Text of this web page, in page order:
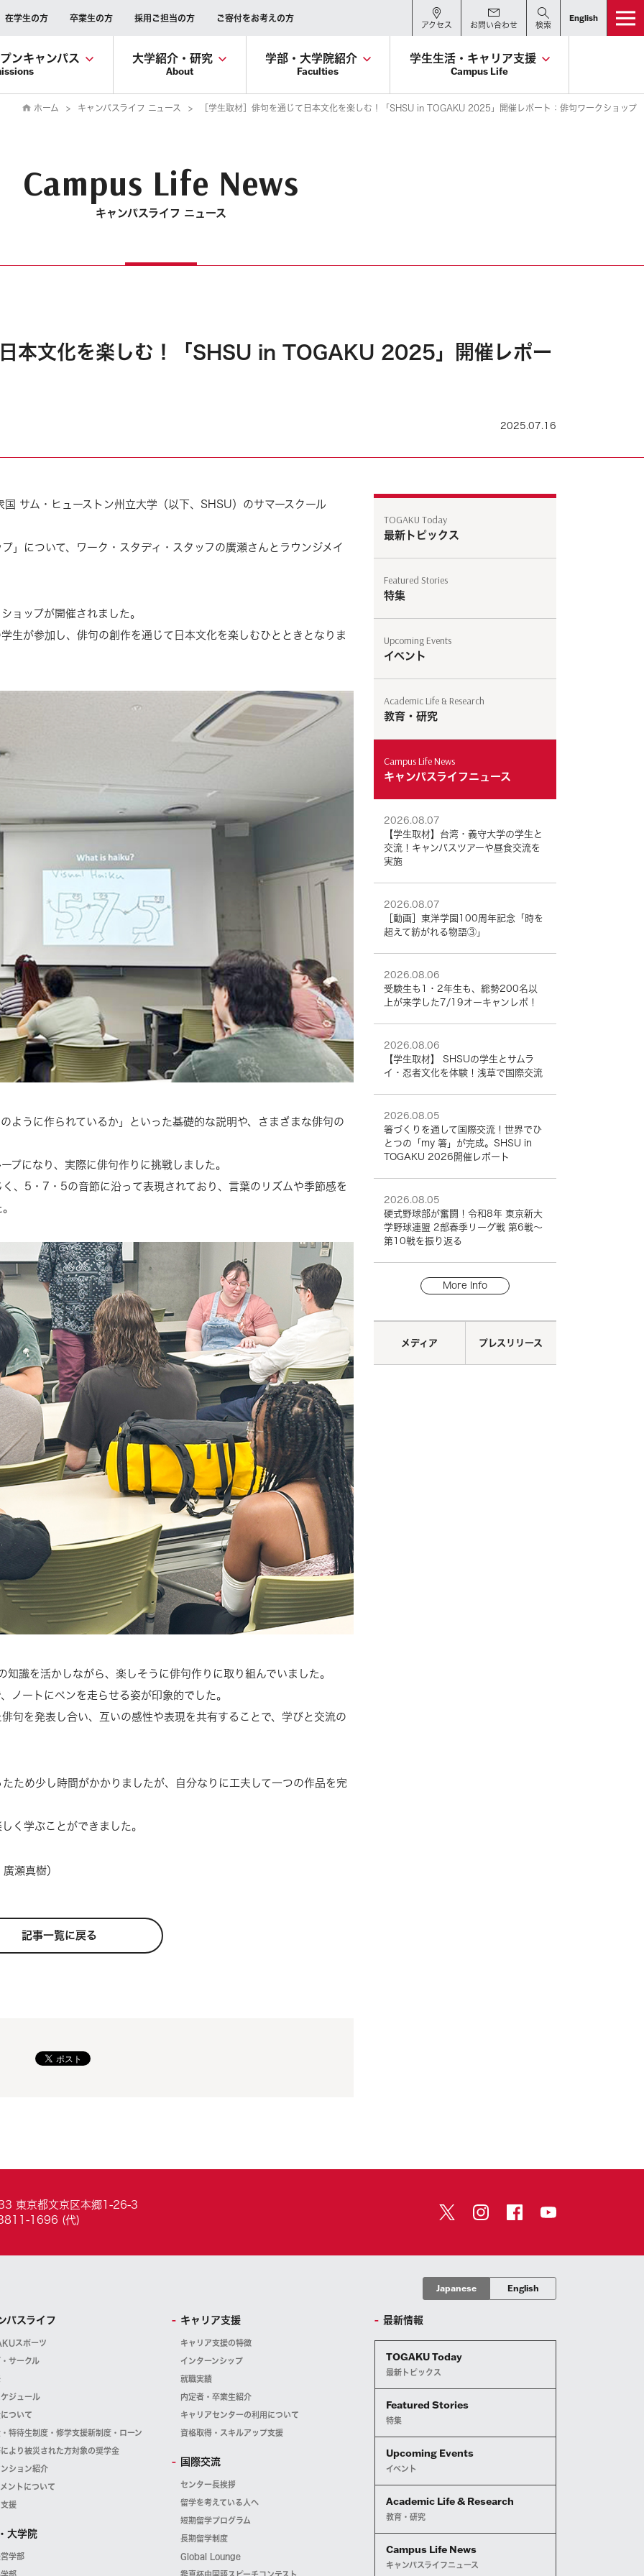
在学生の方 卒業生の方 採用ご担当の方 ご寄付をお考えの方
アクセス お問い合わせ 検索
English
ンキャンパス
大学紹介・研究
About
学部・大学院紹介
Faculties
学生生活・キャリア支援
Campus Life
ホーム キャンパスライフ ニュース ［学生取材］俳句を通じて日本文化を楽しむ！「SHSU in TOGAKU 2025」開催レポート：俳句ワークショップ
Campus Life News
キャンパスライフ ニュース
本文化を楽しむ！「SHSU in TOGAKU 2025」開催レポー
2025.07.16
サム・ヒューストン州立大学（以下、SHSU）のサマースクール
」について、ワーク・スタディ・スタッフの廣瀬さんとラウンジメイ
ップが開催されました。
生が参加し、俳句の創作を通じて日本文化を楽しむひとときとなりま
ように作られているか」といった基礎的な説明や、さまざまな俳句の
プになり、実際に俳句作りに挑戦しました。
、5・7・5の音節に沿って表現されており、言葉のリズムや季節感を
識を活かしながら、楽しそうに俳句作りに取り組んでいました。
ノートにペンを走らせる姿が印象的でした。
句を発表し合い、互いの感性や表現を共有することで、学びと交流の
ため少し時間がかかりましたが、自分なりに工夫して一つの作品を完
く学ぶことができました。
瀬真樹）
記事一覧に戻る
TOGAKU Today
最新トピックス
Featured Stories
特集
Upcoming Events
イベント
Academic Life & Research
教育・研究
Campus Life News
キャンパスライフニュース
2026.08.07
【学生取材】台湾・義守大学の学生と
交流！キャンパスツアーや昼食交流を
実施
2026.08.07
［動画］東洋学園100周年記念「時を
超えて紡がれる物語③」
2026.08.06
受験生も1・2年生も、総勢200名以
上が来学した7/19オーキャンレポ！
2026.08.06
【学生取材】 SHSUの学生とサムラ
イ・忍者文化を体験！浅草で国際交流
2026.08.05
箸づくりを通して国際交流！世界でひ
とつの「my 箸」が完成。SHSU in
TOGAKU 2026開催レポート
2026.08.05
硬式野球部が奮闘！令和8年 東京新大
学野球連盟 2部春季リーグ戦 第6戦～
第10戦を振り返る
More Info
メディア プレスリリース
東京都文京区本郷1-26-3
1696 (代)
Japanese English
パスライフ
スポーツ
サークル
ジュール
ついて
特待生制度・修学支援新制度・ローン
より被災された方対象の奨学金
ション紹介
ントについて
援
大学院
学部
部
キャリア支援
キャリア支援の特徴
インターンシップ
就職実績
内定者・卒業生紹介
キャリアセンターの利用について
資格取得・スキルアップ支援
国際交流
センター長挨拶
留学を考えている人へ
短期留学プログラム
長期留学制度
Global Lounge
鑑真杯中国語スピーチコンテスト
最新情報
TOGAKU Today
最新トピックス
Featured Stories
特集
Upcoming Events
イベント
Academic Life & Research
教育・研究
Campus Life News
キャンパスライフニュース